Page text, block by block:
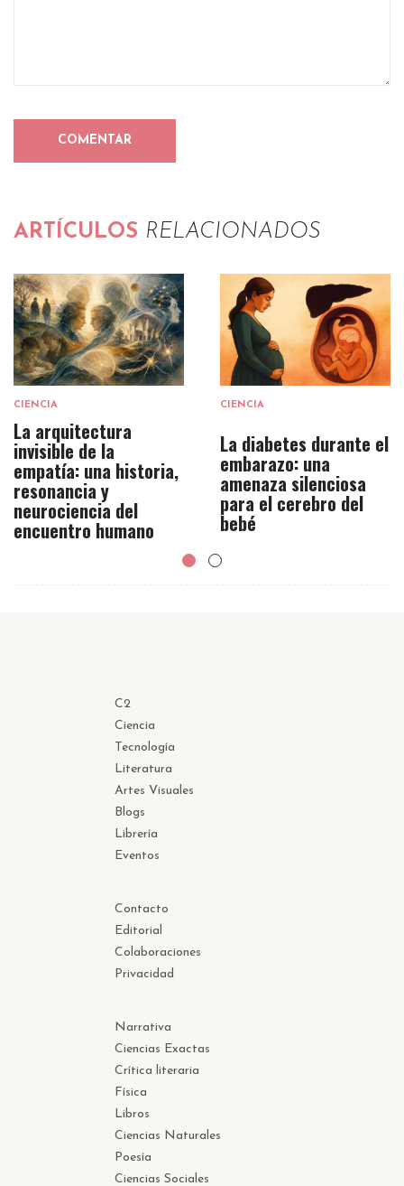
ARTÍCULOS RELACIONADOS
CIENCIA
La arquitectura
invisible de la
empatía: una historia,
resonancia y
neurociencia del
encuentro humano
CIENCIA
La diabetes durante el
embarazo: una
amenaza silenciosa
para el cerebro del
bebé
C2
Ciencia
Tecnología
Literatura
Artes Visuales
Blogs
Librería
Eventos
Contacto
Editorial
Colaboraciones
Privacidad
Narrativa
Ciencias Exactas
Crítica literaria
Física
Libros
Ciencias Naturales
Poesía
Ciencias Sociales